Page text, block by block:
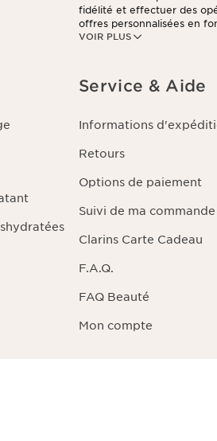
VOIR PLUS
fidélité et effectuer des
offres personnalisées en
consulter notre politique de
Service & Aide
Informations
Retours
Options de paiement
Suivi de ma commande
Clarins Carte Cadeau
F.A.Q.
FAQ Beauté
Mon compte